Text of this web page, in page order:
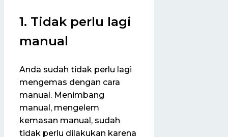
1. Tidak perlu lagi
manual
Anda sudah tidak perlu lagi
mengemas dengan cara
manual. Menimbang
manual, mengelem
kemasan manual, sudah
tidak perlu dilakukan karena